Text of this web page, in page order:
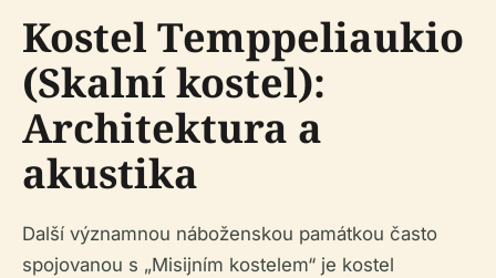
Kostel Temppeliaukio
(Skalní kostel):
Architektura a
akustika
Další významnou náboženskou památkou často
spojovanou s „Misijním kostelem“ je kostel